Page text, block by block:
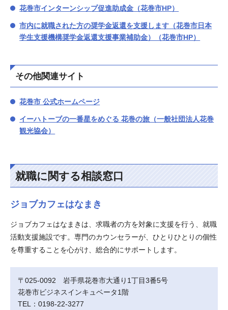
花巻市インターンシップ促進助成金（花巻市HP）
市内に就職された方の奨学金返還を支援します（花巻市日本
学生支援機構奨学金返還支援事業補助金）（花巻市HP）
その他関連サイト
花巻市 公式ホームページ
イーハトーブの一番星をめぐる 花巻の旅（一般社団法人花巻
観光協会）
就職に関する相談窓口
ジョブカフェはなまき
ジョブカフェはなまきは、求職者の方を対象に支援を行う、就職
活動支援施設です。専門のカウンセラーが、ひとりひとりの個性
を尊重することを心がけ、総合的にサポートします。
〒025-0092 岩手県花巻市大通り1丁目3番5号
花巻市ビジネスインキュベータ1階
TEL：0198-22-3277